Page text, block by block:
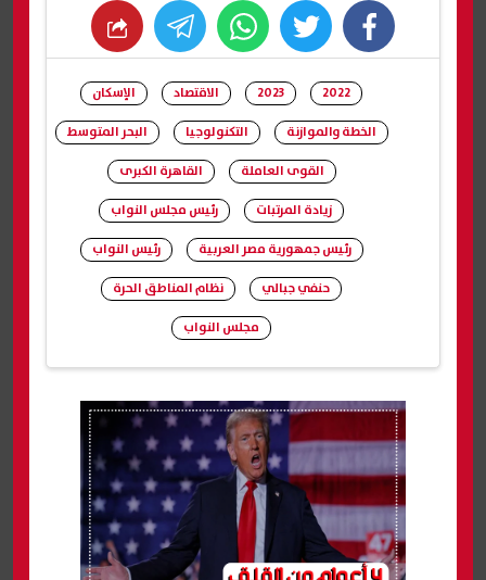
facebook
twitter
whats
2022
2023 الاقتصاد
الإسكان
الخطة والموازنة
التكنولوجيا
البحر المتوسط
القوى العاملة
القاهرة الكبرى
زيادة المرتبات
رئيس مجلس النواب
رئيس جمهورية مصر العربية
رئيس النواب
حنفي جبالي
نظام المناطق الحرة
مجلس النواب